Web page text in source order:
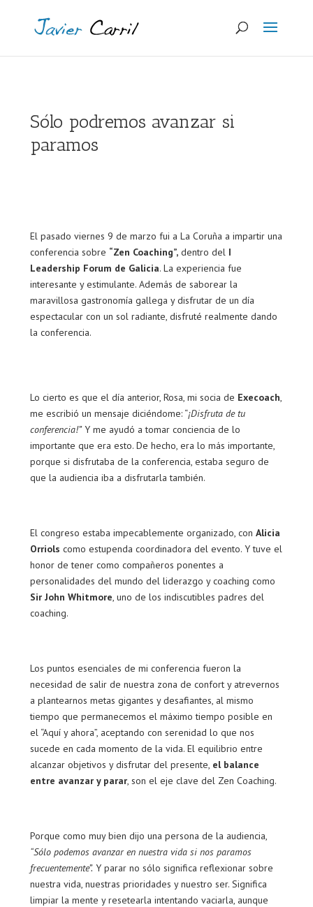
Sólo podremos avanzar si
paramos
El pasado viernes 9 de marzo fui a La Coruña a impartir una
conferencia sobre “Zen Coaching”,dentro del I
Leadership Forum de Galicia. La experiencia fue
interesante y estimulante. Además de saborear la
maravillosa gastronomía gallega y disfrutar de un día
espectacular con un sol radiante, disfruté realmente dando
la conferencia.
Lo cierto es que el día anterior, Rosa, mi socia de Execoach,
me escribió un mensaje diciéndome: “¡Disfruta de tu
conferencia!”Y me ayudó a tomar conciencia de lo
importante que era esto. De hecho, era lo más importante,
porque si disfrutaba de la conferencia, estaba seguro de
que la audiencia iba a disfrutarla también.
El congreso estaba impecablemente organizado, con Alicia
Orriols como estupenda coordinadora del evento. Y tuve el
honor de tener como compañeros ponentes a
personalidades del mundo del liderazgo y coaching como
Sir John Whitmore, uno de los indiscutibles padres del
coaching.
Los puntos esenciales de mi conferencia fueron la
necesidad de salir de nuestra zona de confort y atrevernos
a plantearnos metas gigantes y desafiantes, al mismo
tiempo que permanecemos el máximo tiempo posible en
el “Aquí y ahora”, aceptando con serenidad lo que nos
sucede en cada momento de la vida. El equilibrio entre
alcanzar objetivos y disfrutar del presente, el balance
entre avanzar y parar, son el eje clave del Zen Coaching.
Porque como muy bien dijo una persona de la audiencia,
“Sólo podemos avanzar en nuestra vida si nos paramos
frecuentemente”.Y parar no sólo significa reflexionar sobre
nuestra vida, nuestras prioridades y nuestro ser. Significa
limpiar la mente y resetearla intentando vaciarla, aunque